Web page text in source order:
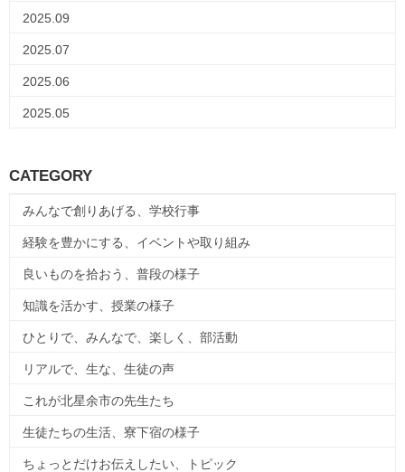
2025.09
2025.07
2025.06
2025.05
CATEGORY
みんなで創りあげる、学校行事
経験を豊かにする、イベントや取り組み
良いものを拾おう、普段の様子
知識を活かす、授業の様子
ひとりで、みんなで、楽しく、部活動
リアルで、生な、生徒の声
これが北星余市の先生たち
生徒たちの生活、寮下宿の様子
ちょっとだけお伝えしたい、トピック